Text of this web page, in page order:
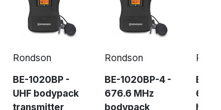
Rondson
BE-1020BP -
UHF bodypack
transmitter
Rondson
BE-1020BP-4 -
676.6 MHz
bodypack
BE-